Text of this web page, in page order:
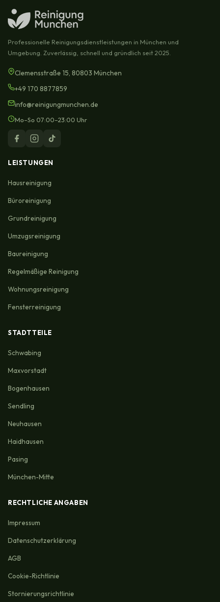
Professionelle Reinigungsdienstleistungen in München und
Umgebung. Zuverlässig, schnell und gründlich seit 2025.
Clemensstraße 15, 80803 München
+49 170 8877859
info@reinigungmunchen.de
Mo–So 07:00–23:00 Uhr
LEISTUNGEN
Hausreinigung
Büroreinigung
Grundreinigung
Umzugsreinigung
Baureinigung
Regelmäßige Reinigung
Wohnungsreinigung
Fensterreinigung
STADTTEILE
Schwabing
Maxvorstadt
Bogenhausen
Sendling
Neuhausen
Haidhausen
Pasing
München-Mitte
RECHTLICHE ANGABEN
Impressum
Datenschutzerklärung
AGB
Cookie-Richtlinie
Stornierungsrichtlinie